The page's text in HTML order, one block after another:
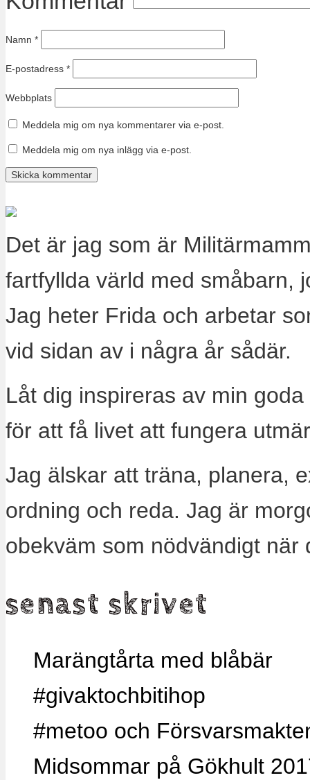
Namn *
E-postadress *
Webbplats
Meddela mig om nya kommentarer via e-post.
Meddela mig om nya inlägg via e-post.
Det är jag som är
fartfyllda värld med småbarn,
Jag heter Frida och arbetar
vid sidan av i några år sådär.
Låt dig inspireras av min
för att få livet att fungera
Jag älskar att träna, planera,
ordning och reda. Jag är
obekväm som nödvändigt när
senast skrivet
Marängtårta med blåbär
#givaktochbitihop
#metoo och
Midsommar på Gökhult